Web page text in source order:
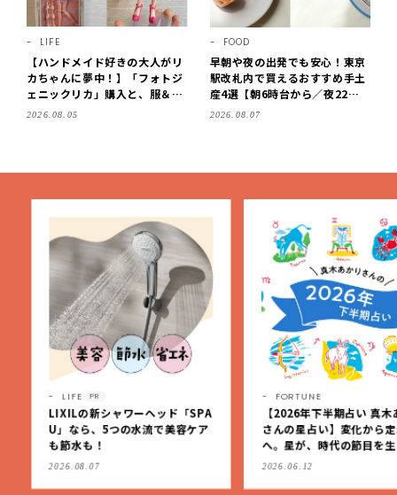
LIFE
【ハンドメイド好きの大人がリ
カちゃんに夢中！】「フォトジ
ェニックリカ」購入と、服＆ク
ローゼットの手づくり実例をご
2026.08.05
FOOD
早朝や夜の出発でも安心！東京
駅改札内で買えるおすすめ手土
産4選【朝6時台から／夜22時
まで営業】
2026.08.07
LIFE PR
LIXILの新シャワーヘッド「SPA
U」なら、5つの水流で美容ケア
も節水も！
2026.08.07
FORTUNE
【2026年下半期占い 真木
さんの星占い】変化から定
へ。星が、時代の節目を生
私たちを導く
2026.06.12